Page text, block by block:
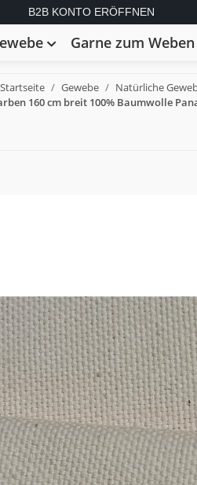
B2B KONTO ERÖFFNEN
Garne zum
Startseite Gewebe Natürliche
160 cm breit 100% Baumwolle